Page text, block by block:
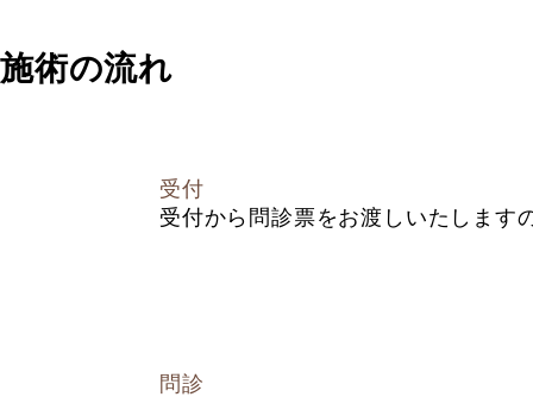
施術の流れ
受付
受付から問診票をお渡しいたします
問診